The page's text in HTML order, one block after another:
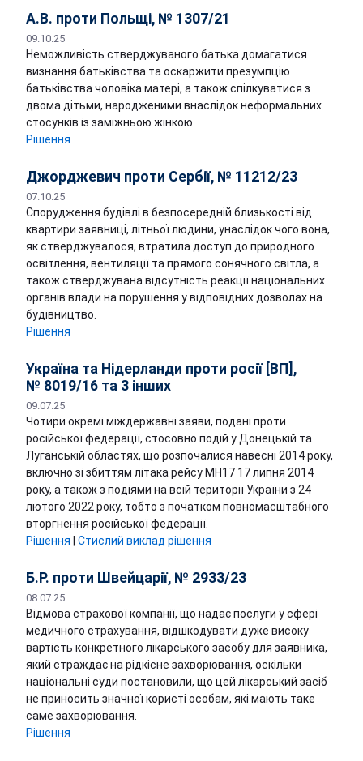
А.В. проти Польщі, № 1307/21
09.10.25
Неможливість стверджуваного батька домагатися
визнання батьківства та оскаржити презумпцію
батьківства чоловіка матері, а також спілкуватися з
двома дітьми, народженими внаслідок неформальних
стосунків із заміжньою жінкою.
Рішення
Джорджевич проти Сербії, № 11212/23
07.10.25
Спорудження будівлі в безпосередній близькості від
квартири заявниці, літньої людини, унаслідок чого вона,
як стверджувалося, втратила доступ до природного
освітлення, вентиляції та прямого сонячного світла, а
також стверджувана відсутність реакції національних
органів влади на порушення у відповідних дозволах на
будівництво.
Рішення
Україна та Нідерланди проти росії [ВП],
№ 8019/16 та 3 інших
09.07.25
Чотири окремі міждержавні заяви, подані проти
російської федерації, стосовно подій у Донецькій та
Луганській областях, що розпочалися навесні 2014 року,
включно зі збиттям літака рейсу MH17 17 липня 2014
року, а також з подіями на всій території України з 24
лютого 2022 року, тобто з початком повномасштабного
вторгнення російської федерації.
Рішення
Стислий виклад рішення
Б.Р. проти Швейцарії, № 2933/23
08.07.25
Відмова страхової компанії, що надає послуги у сфері
медичного страхування, відшкодувати дуже високу
вартість конкретного лікарського засобу для заявника,
який страждає на рідкісне захворювання, оскільки
національні суди постановили, що цей лікарський засіб
не приносить значної користі особам, які мають таке
саме захворювання.
Рішення